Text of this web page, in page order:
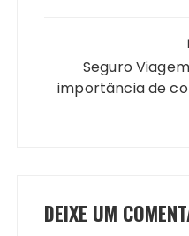
Seguro
importância de
DEIXE UM